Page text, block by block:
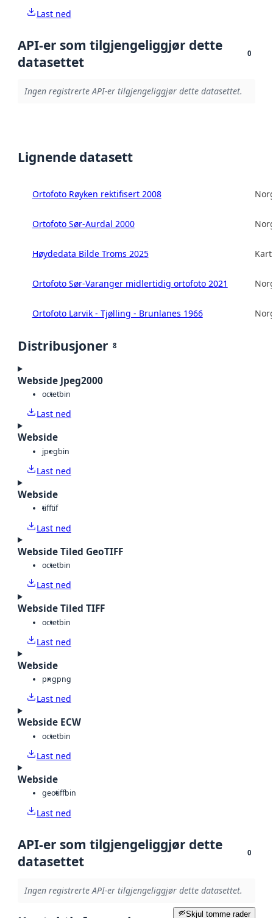
Last ned
API-er som tilgjengeliggjør dette
datasettet
0
Ingen registrerte API-er tilgjengeliggjør dette datasettet.
Lignende datasett
Ortofoto Røyken rektifisert 2008
Ortofoto Sør-Aurdal 2000
Høydedata Bilde Troms 2025
Ortofoto Sør-Varanger midlertidig ortofoto 2021
Ortofoto Larvik - Tjølling - Brunlanes 1966
Distribusjoner 8
Webside Jpeg2000
octetbin
Last ned
Webside
jpegbin
Last ned
Webside
tifftif
Last ned
Webside Tiled GeoTIFF
octetbin
Last ned
Webside Tiled TIFF
octetbin
Last ned
Webside
pngpng
Last ned
Webside ECW
octetbin
Last ned
Webside
geotiffbin
Last ned
API-er som tilgjengeliggjør dette
datasettet
0
Ingen registrerte API-er tilgjengeliggjør dette datasettet.
Skjul tomme rader